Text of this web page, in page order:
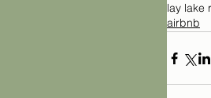
lay lake
airbnb